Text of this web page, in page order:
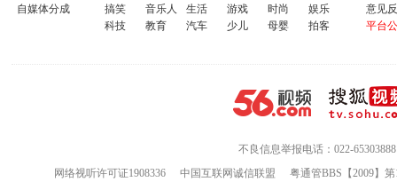
自媒体分成
搞笑
音乐人 生活 游戏 时尚
娱乐
科技
教育 汽车 少儿 母婴 拍客
意见
平台
不良信息举报电话：022-65303888
网络视听许可证1908336
中国互联网诚信联盟 粤通管BBS【2009】